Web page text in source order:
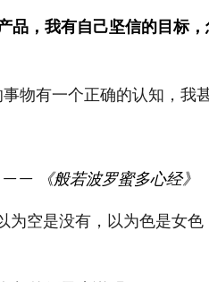
品，我有自己坚信的目标
物有一个正确的认知，我
《般若波罗蜜多心经》
空是没有，以为色是女色